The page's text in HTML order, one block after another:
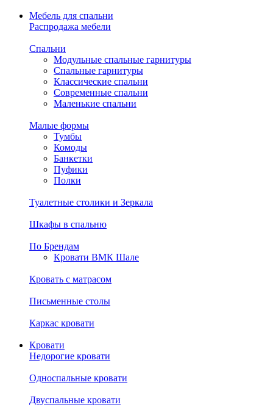
Мебель для спальни
Распродажа мебели
Спальни
Модульные спальные гарнитуры
Спальные гарнитуры
Классические спальни
Современные спальни
Маленькие спальни
Малые формы
Тумбы
Комоды
Банкетки
Пуфики
Полки
Туалетные столики и Зеркала
Шкафы в спальню
По Брендам
Кровати ВМК Шале
Кровать с матрасом
Письменные столы
Каркас кровати
Кровати
Недорогие кровати
Односпальные кровати
Двуспальные кровати